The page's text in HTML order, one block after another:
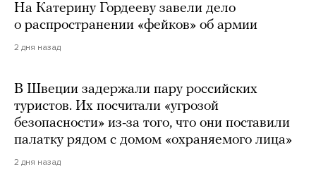
На Катерину Гордееву завели дело
о распространении «фейков» об армии
2 дня назад
В Швеции задержали пару российских
туристов. Их посчитали «угрозой
безопасности» из-за того, что они поставили
палатку рядом с домом «охраняемого лица»
2 дня назад